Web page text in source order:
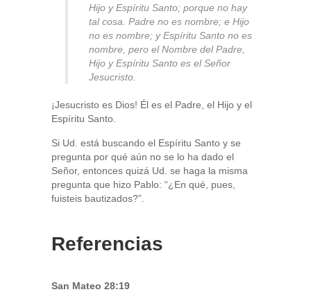
Hijo y Espíritu Santo; porque no hay
tal cosa. Padre no es nombre; e Hijo
no es nombre; y Espíritu Santo no es
nombre, pero el Nombre del Padre,
Hijo y Espíritu Santo es el Señor
Jesucristo.
¡Jesucristo es Dios! Él es el Padre, el Hijo y el
Espíritu Santo.
Si Ud. está buscando el Espíritu Santo y se
pregunta por qué aún no se lo ha dado el
Señor, entonces quizá Ud. se haga la misma
pregunta que hizo Pablo: “¿En qué, pues,
fuisteis bautizados?”.
Referencias
San Mateo 28:19